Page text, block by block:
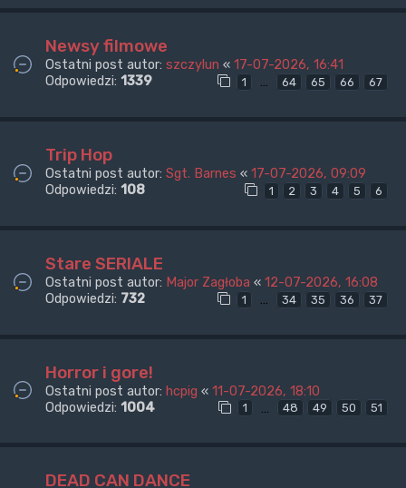
Newsy filmowe
Ostatni post autor: szczylun « 17-07-2026, 16:41
Odpowiedzi: 1339 1 … 64 65 66 67
Trip Hop
Ostatni post autor: Sgt. Barnes « 17-07-2026, 09:09
Odpowiedzi: 108 1 2 3 4 5 6
Stare SERIALE
Ostatni post autor: Major Zagłoba « 12-07-2026, 16:08
Odpowiedzi: 732 1 … 34 35 36 37
Horror i gore!
Ostatni post autor: hcpig « 11-07-2026, 18:10
Odpowiedzi: 1004 1 … 48 49 50 51
DEAD CAN DANCE